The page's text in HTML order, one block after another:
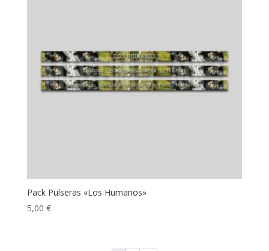
Pack Pulseras «Los Humanos»
5,00 €